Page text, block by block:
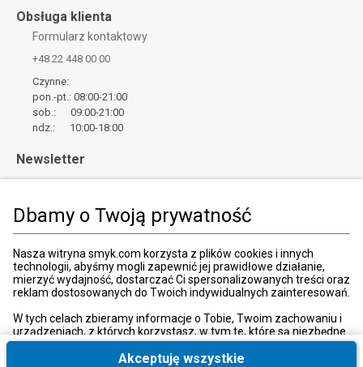
Dbamy o Twoją prywatność
Nasza witryna smyk.com korzysta z plików cookies i innych
technologii, abyśmy mogli zapewnić jej prawidłowe działanie,
mierzyć wydajność, dostarczać Ci spersonalizowanych treści oraz
reklam dostosowanych do Twoich indywidualnych zainteresowań.
W tych celach zbieramy informacje o Tobie, Twoim zachowaniu i
urządzeniach, z których korzystasz, w tym te, które są niezbędne
do prawidłowego funkcjonowania strony internetowej smyk.com.
Te niezbędne pliki cookies możesz wyłączyć zmieniając
Akceptuję wszystkie
Obsługa klienta
Formularz kontaktowy
+48 22 448 00 00
Czynne:
pon.-pt.: 08:00-21:00
sob.: 09:00-21:00
ndz.: 10:00-18:00
Newsletter
*Wyrażam zgodę na otrzymywanie od SMYK sp. z o.o. informacji o
produktach i usługach oraz promocjach i zniżkach oferowanych
przez SMYK sp. z o.o., za pośrednictwem środków komunikacji
elektronicznej (e-mail).
więcej